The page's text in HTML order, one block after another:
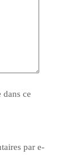
ce
par e-